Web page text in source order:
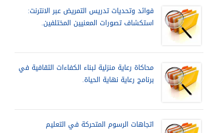
فوائد وتحديات تدريس التمريض عبر الانترنت:
استكشاف تصورات المعنيين المختلفين.
محاكاة رعاية منزلية لبناء الكفاءات الثقافية في
برنامج رعاية نهاية الحياة.
اتجاهات الرسوم المتحركة في التعليم